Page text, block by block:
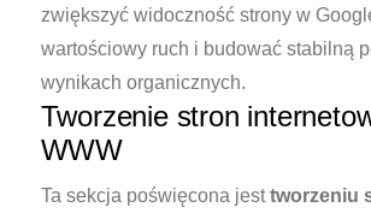
zwiększyć widoczność strony w
wartościowy ruch i budować stabilną
wynikach organicznych.
Tworzenie stron
WWW
Ta sekcja poświęcona jesttworzeniu